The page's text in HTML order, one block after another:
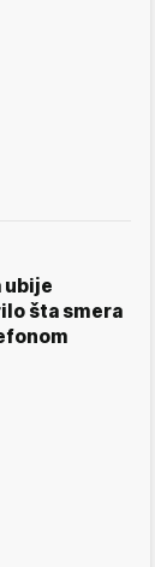
ubije
šta smera